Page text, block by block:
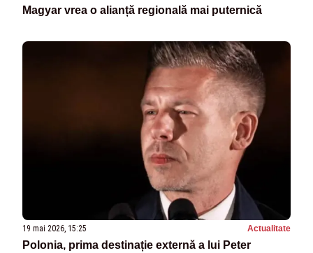
Magyar vrea o alianță regională mai puternică
19 mai 2026, 15:25 Actualitate
Polonia, prima destinație externă a lui Peter